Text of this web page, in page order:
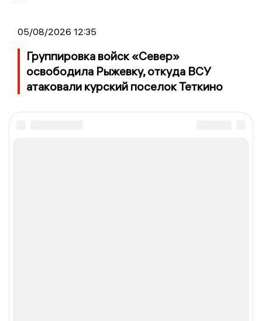
05/08/2026 12:35
Группировка войск «Север»
освободила Рыжевку, откуда ВСУ
атаковали курский поселок Теткино